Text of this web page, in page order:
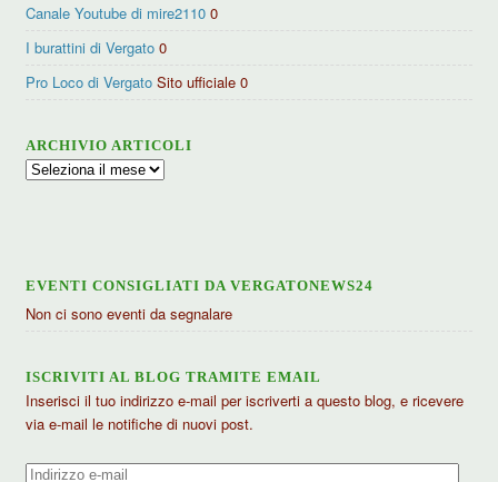
Canale Youtube di mire2110 0
I burattini di Vergato 0
Pro Loco di Vergato Sito ufficiale 0
ARCHIVIO ARTICOLI
Archivio
EVENTI CONSIGLIATI DA VERGATONEWS24
Non ci sono eventi da segnalare
ISCRIVITI AL BLOG TRAMITE EMAIL
Inserisci il tuo indirizzo e-mail per iscriverti a questo blog, e ricevere
via e-mail le notifiche di nuovi post.
Indirizzo